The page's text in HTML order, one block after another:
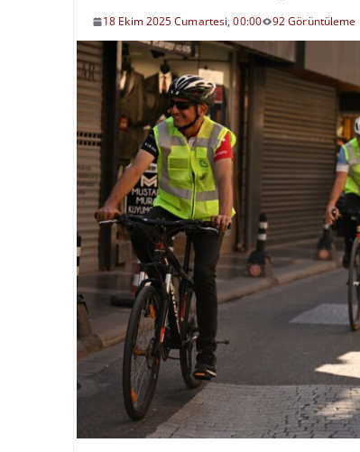
18 Ekim 2025 Cumartesi, 00:00 92 Görüntüleme